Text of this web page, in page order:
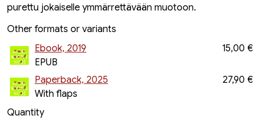
purettu jokaiselle ymmärrettävään muotoon.
Other formats or variants
Ebook, 2019
EPUB
15,00 €
Paperback, 2025
With flaps
27,90 €
Quantity